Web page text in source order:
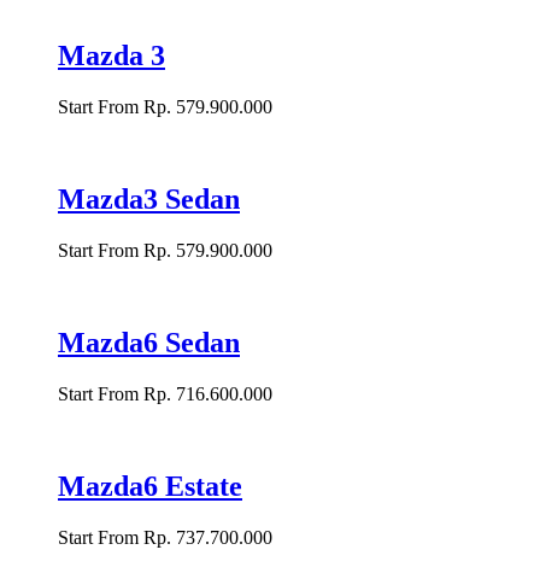
Mazda 3
Start From Rp. 579.900.000
Mazda3 Sedan
Start From Rp. 579.900.000
Mazda6 Sedan
Start From Rp. 716.600.000
Mazda6 Estate
Start From Rp. 737.700.000